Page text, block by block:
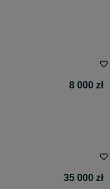
8 000 zł
35 000 zł